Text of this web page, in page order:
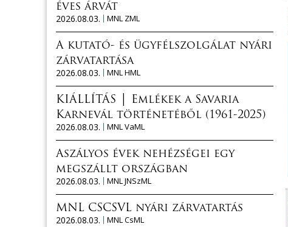
éves árvát
2026.08.03.
MNL ZML
A kutató- és ügyfélszolgálat nyári
zárvatartása
2026.08.03.
MNL HML
KIÁLLÍTÁS │ Emlékek a Savaria
Karnevál történetéből (1961-2025)
2026.08.03.
MNL VaML
Aszályos évek nehézségei egy
megszállt országban
2026.08.03.
MNL JNSzML
MNL CSCSVL nyári zárvatartás
2026.08.03.
MNL CsML